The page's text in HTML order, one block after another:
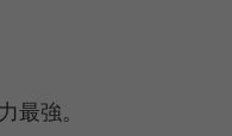
強。